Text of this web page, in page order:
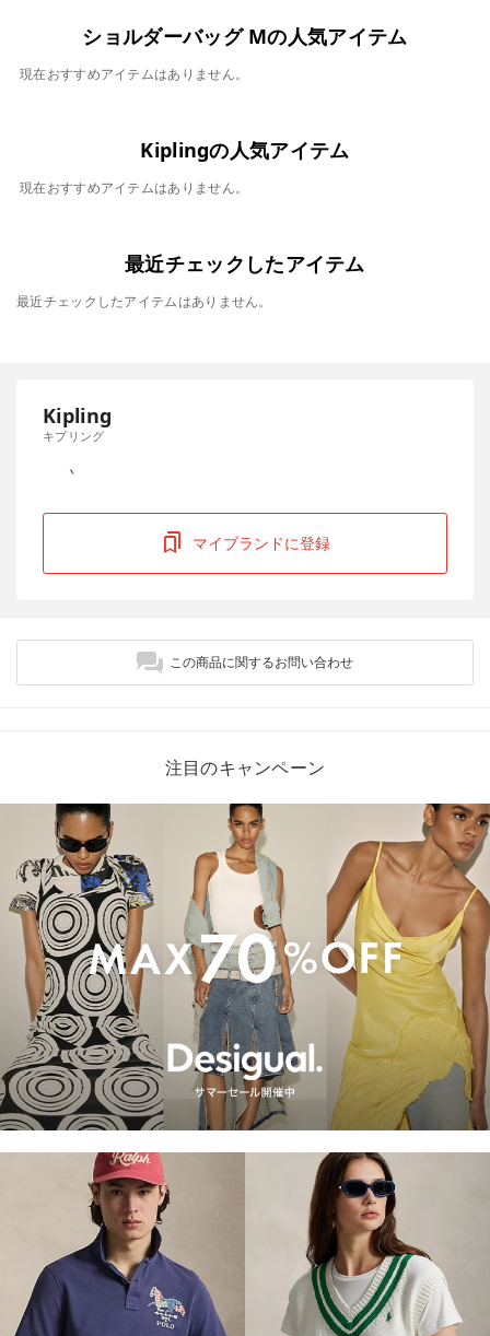
ショルダーバッグ Mの人気アイテム
現在おすすめアイテムはありません。
Kiplingの人気アイテム
現在おすすめアイテムはありません。
最近チェックしたアイテム
最近チェックしたアイテムはありません。
Kipling
キプリング
マイブランドに登録
この商品に関するお問い合わせ
注目のキャンペーン